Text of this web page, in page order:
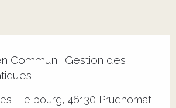
Commun : Gestion des
Le bourg, 46130 Prudhomat